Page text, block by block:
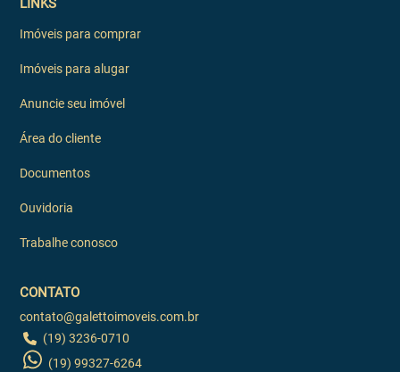
LINKS
Imóveis para comprar
Imóveis para alugar
Anuncie seu imóvel
Área do cliente
Documentos
Ouvidoria
Trabalhe conosco
CONTATO
contato@galettoimoveis.com.br
(19) 3236-0710
(19) 99327-6264